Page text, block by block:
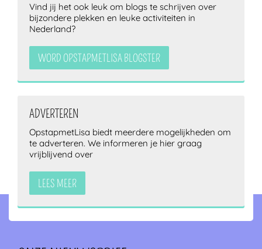
Vind jij het ook leuk om blogs te schrijven over
bijzondere plekken en leuke activiteiten in
Nederland?
WORD OPSTAPMETLISA BLOGSTER
ADVERTEREN
OpstapmetLisa biedt meerdere mogelijkheden om
te adverteren. We informeren je hier graag
vrijblijvend over
LEES MEER